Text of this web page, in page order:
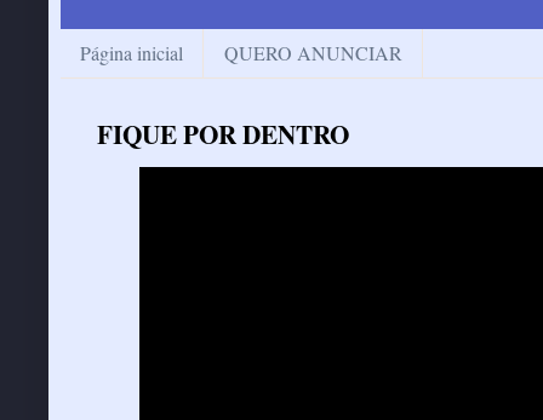
Página inicial QUERO ANUNCIAR
FIQUE POR DENTRO